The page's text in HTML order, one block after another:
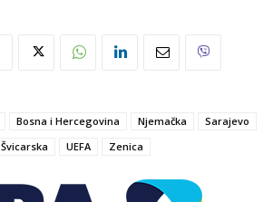
Bosna i Hercegovina Njemačka
Sarajevo
Švicarska UEFA Zenica